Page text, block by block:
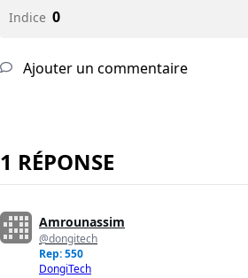
Indice 0
Ajouter un commentaire
1 RÉPONSE
Amrounassim
@dongitech
Rep: 550
DongiTech